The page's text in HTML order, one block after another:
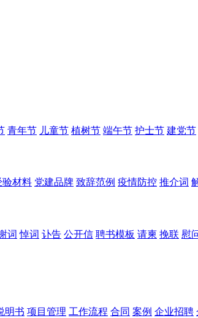
青年节 儿童节 植树节 端午节 护士节 建党节
验材料 党建品牌 致辞范例 疫情防控 推介词
词 悼词 讣告 公开信 聘书模板 请柬 挽联 慰
明书 项目管理 工作流程 合同 案例 企业招聘